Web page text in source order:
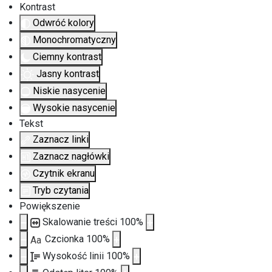
Kontrast
Odwróć kolory
Monochromatyczny
Ciemny kontrast
Jasny kontrast
Niskie nasycenie
Wysokie nasycenie
Tekst
Zaznacz linki
Zaznacz nagłówki
Czytnik ekranu
Tryb czytania
Powiększenie
Skalowanie treści 100%
Aa Czcionka 100%
Wysokość linii 100%